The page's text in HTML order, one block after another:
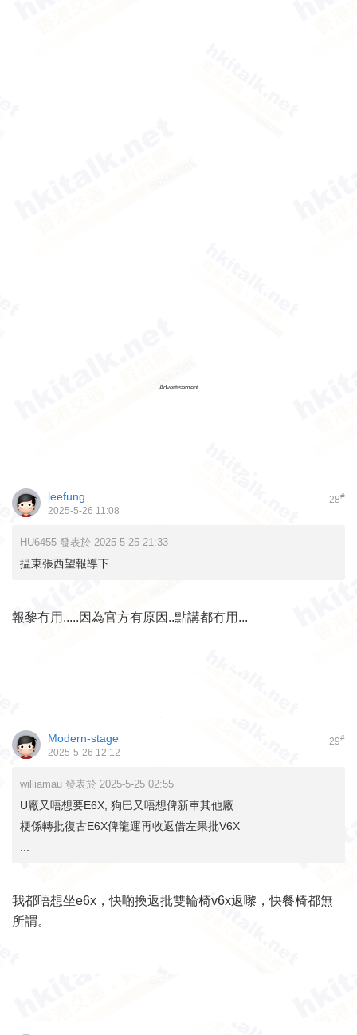
Advertisement
28#
leefung
2025-5-26 11:08
HU6455 發表於 2025-5-25 21:33
揾東張西望報導下
報黎冇用.....因為官方有原因..點講都冇用...
29#
Modern-stage
2025-5-26 12:12
williamau 發表於 2025-5-25 02:55
U廠又唔想要E6X, 狗巴又唔想俾新車其他廠
梗係轉批復古E6X俾龍運再收返借左果批V6X
我都唔想坐e6x，快啲換返批雙輪椅v6x返嚟，快餐椅都無
所謂。